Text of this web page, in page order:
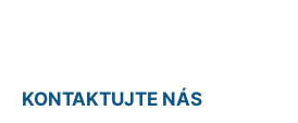
KONTAKTUJTE NÁS